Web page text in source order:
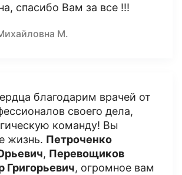
спасибо Вам за все !!!
М.
благодарим врачей от
своего дела,
команду! Вы
жизнь. Петроченко
, Перевощиков
Григорьевич, огромное вам